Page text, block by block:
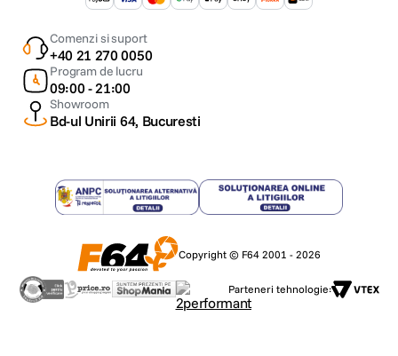
Comenzi si suport
+40 21 270 0050
Program de lucru
09:00 - 21:00
Showroom
Bd-ul Unirii 64, Bucuresti
Copyright © F64 2001 - 2026
Parteneri tehnologie: